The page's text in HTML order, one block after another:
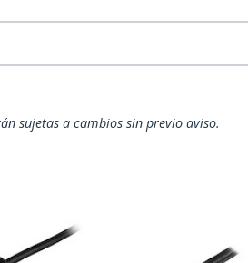
sujetas a cambios sin previo aviso.